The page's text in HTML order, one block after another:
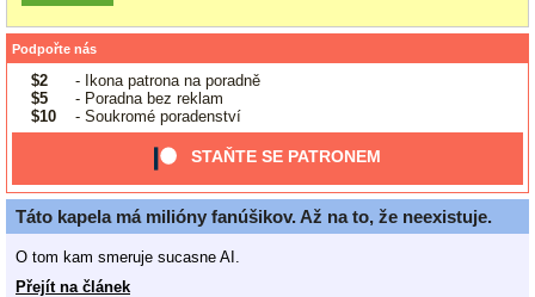
Podpořte nás
$2
- Ikona patrona na poradně
$5
- Poradna bez reklam
$10
- Soukromé poradenství
STAŇTE SE PATRONEM
Táto kapela má milióny fanúšikov. Až na to, že neexistuje.
O tom kam smeruje sucasne AI.
Přejít na článek